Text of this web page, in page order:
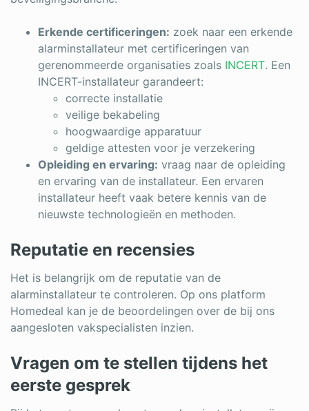
Erkende certificeringen: zoek naar een erkende
alarminstallateur met certificeringen van
gerenommeerde organisaties zoals INCERT. Een
INCERT-installateur garandeert:
correcte installatie
veilige bekabeling
hoogwaardige apparatuur
geldige attesten voor je verzekering
Opleiding en ervaring: vraag naar de opleiding
en ervaring van de installateur. Een ervaren
installateur heeft vaak betere kennis van de
nieuwste technologieën en methoden.
Reputatie en recensies
Het is belangrijk om de reputatie van de
alarminstallateur te controleren. Op ons platform
Homedeal kan je de beoordelingen over de bij ons
aangesloten vakspecialisten inzien.
Vragen om te stellen tijdens het
eerste gesprek